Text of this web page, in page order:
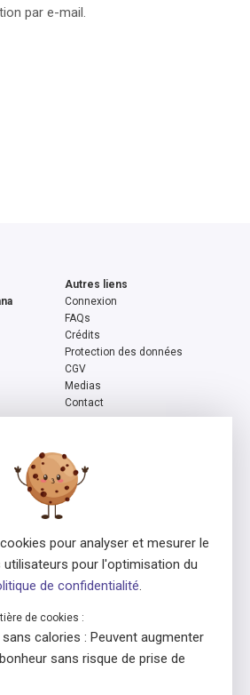
par e-mail.
Autres liens
Connexion
FAQs
Crédits
Protection des données
CGV
Medias
Contact
initié par la Fondation suisse Pro Mente
pour analyser et mesurer le
pour l'optimisation du
de confidentialité
de cookies :
calories : Peuvent augmenter
sans risque de prise de